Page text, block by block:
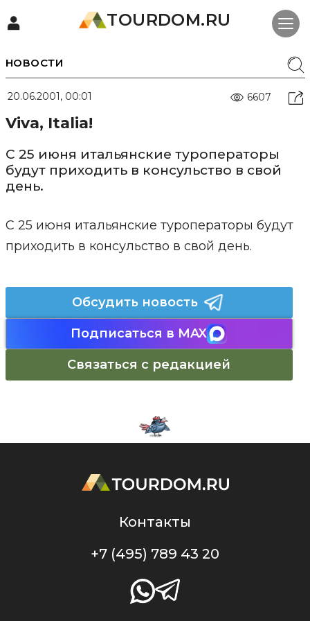
TOURDOM.RU
НОВОСТИ
20.06.2001, 00:01 6607
Viva, Italia!
С 25 июня итальянские туроператоры
будут приходить в консульство в свой
день.
С 25 июня итальянские туроператоры будут
приходить в консульство в свой день.
Обсудить новость
Подписаться в MAX
Связаться с редакцией
Контакты
+7 (495) 789 43 20